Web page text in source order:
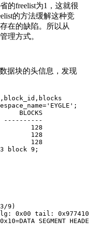
的freelist为1，这就很
的方法缓解这种竞
在的缺陷。所以从
理方式。
据块的头信息，发现
BLOCKS
----------
128
128
128
block 9;
9)
0x00 tail:
SEGMENT